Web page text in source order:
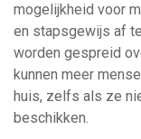
mogelijkheid voor
en stapsgewijs af
worden gespreid
kunnen meer
huis, zelfs als ze
beschikken.